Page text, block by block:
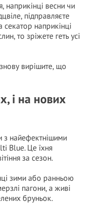
наприкінці весни чи
підправляєте
наприкінці
то зріжете геть усі
вирішите, що
і на нових
з найефектнішими
Blue. Це їхня
за сезон.
зими або ранньою
пагони, а живі
бруньок.